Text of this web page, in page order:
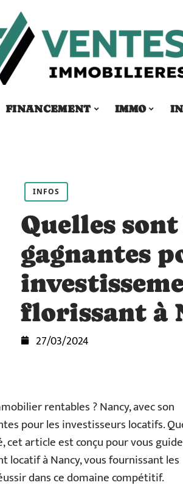
FINANCEMENT IMMO
INFOS
Quelles
gagnantes
florissant à
27/03/2024
rentables ? Nancy, avec son
pour les investisseurs locatifs.
cet article est conçu pour vous
locatif à Nancy, vous fournissant les
dans ce domaine compétitif.